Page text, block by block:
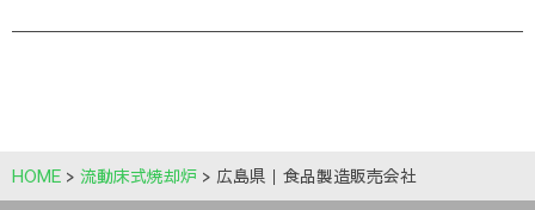
HOME > 流動床式焼却炉 > 広島県｜食品製造販売会社